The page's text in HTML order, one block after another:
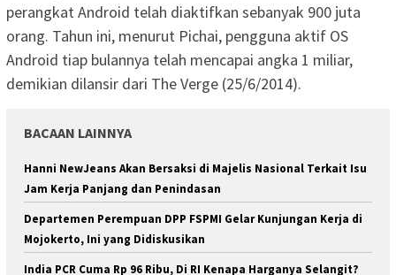
perangkat Android telah diaktifkan sebanyak 900 juta
orang. Tahun ini, menurut Pichai, pengguna aktif OS
Android tiap bulannya telah mencapai angka 1 miliar,
demikian dilansir dari The Verge (25/6/2014).
BACAAN LAINNYA
Hanni NewJeans Akan Bersaksi di Majelis Nasional Terkait Isu
Jam Kerja Panjang dan Penindasan
Departemen Perempuan DPP FSPMI Gelar Kunjungan Kerja di
Mojokerto, Ini yang Didiskusikan
India PCR Cuma Rp 96 Ribu, Di RI Kenapa Harganya Selangit?